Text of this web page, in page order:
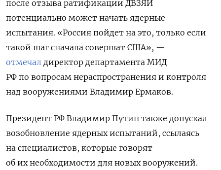
после отзыва ратификации ДВЗЯИ
потенциально может начать ядерные
испытания. «Россия пойдет на это, только если
такой шаг сначала совершат США», —
отмечал директор департамента МИД
РФ по вопросам нераспространения и контроля
над вооружениями Владимир Ермаков.
Президент РФ Владимир Путин также допускал
возобновление ядерных испытаний, ссылаясь
на специалистов, которые говорят
об их необходимости для новых вооружений.